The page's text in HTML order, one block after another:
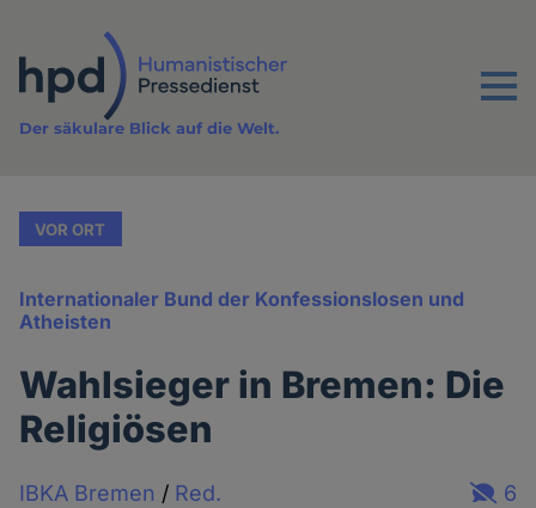
Inhalt
Menu
Der säkulare Blick auf die Welt.
VOR ORT
Internationaler Bund der Konfessionslosen und
Atheisten
Wahlsieger in Bremen: Die
Religiösen
IBKA Bremen / Red.
6